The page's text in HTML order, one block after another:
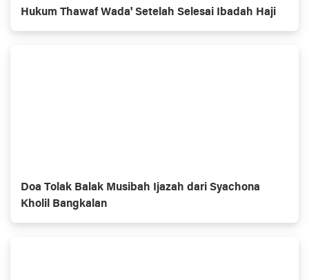
Hukum Thawaf Wada' Setelah Selesai Ibadah Haji
Doa Tolak Balak Musibah Ijazah dari Syachona
Kholil Bangkalan